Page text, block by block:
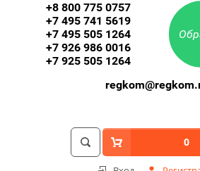
+8 800 775 0757
+7 495 741 5619
+7 495 505 1264
+7 926 986 0016
+7 925 505 1264
0